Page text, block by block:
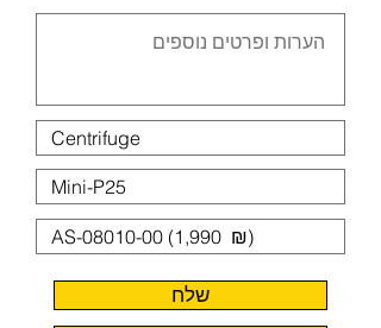
שלח